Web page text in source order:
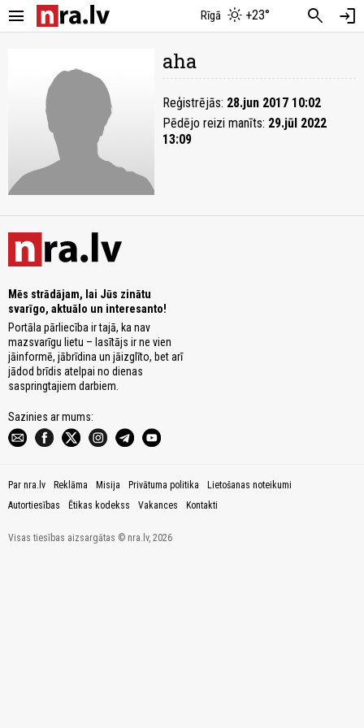
menu Rīgā +23° search login
aha
Reģistrējās: 28.jun 2017 10:02
Pēdējo reizi manīts: 29.jūl 2022
13:09
Mēs strādājam, lai Jūs zinātu
svarīgo, aktuālo un interesanto!
Portāla pārliecība ir tajā, ka nav
mazsvarīgu lietu – lasītājs ir ne vien
jāinformē, jābrīdina un jāizglīto, bet arī
jādod brīdis atelpai no dienas
saspringtajiem darbiem.
Sazinies ar mums:
Par nra.lv Reklāma Misija Privātuma politika
Lietošanas noteikumi
Autortiesības
Ētikas kodekss Vakances Kontakti
Visas tiesības aizsargātas © nra.lv, 2026